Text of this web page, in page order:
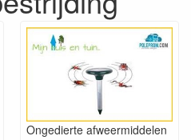
Ongedierte afweermiddelen